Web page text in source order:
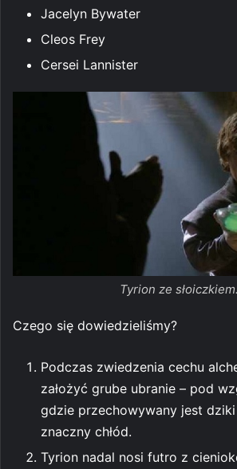
Jacelyn Bywater
Cleos Frey
Cersei Lannister
Tyrion ze słoiczkiem.
Czego się dowiedzieliśmy?
Podczas zwiedzenia cechu
założyć grube ubranie – pod
gdzie przechowywany jest
znaczny chłód.
Tyrion nadal nosi futro z